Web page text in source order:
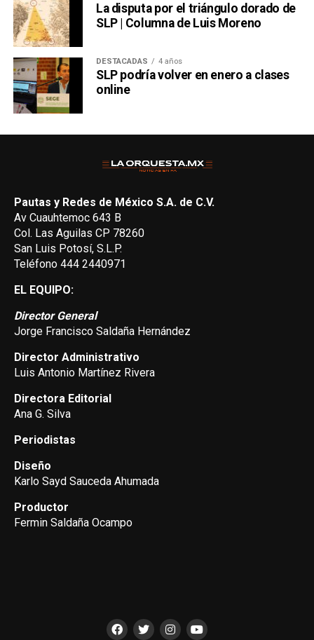
La disputa por el triángulo dorado de
SLP | Columna de Luis Moreno
DESTACADAS 4 años
SLP podría volver en enero a clases
online
Pautas y Redes de México S.A. de C.V.
Av Cuauhtemoc 643 B
Col. Las Aguilas CP 78260
San Luis Potosí, S.L.P.
Teléfono 444 2440971
EL EQUIPO:
Director General
Jorge Francisco Saldaña Hernández
Director Administrativo
Luis Antonio Martínez Rivera
Directora Editorial
Ana G. Silva
Periodistas
Diseño
Karlo Sayd Sauceda Ahumada
Productor
Fermin Saldaña Ocampo